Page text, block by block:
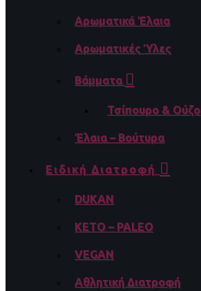
Αρωματικά Έλαια
Αρωματικές Ύλες
Βάμματα
Τσίπουρο & Ούζο
Έλαια – Βούτυρα
Ειδική Διατροφή
DUKAN
KETO – PALEO
VEGAN
Αθλητική Διατροφή